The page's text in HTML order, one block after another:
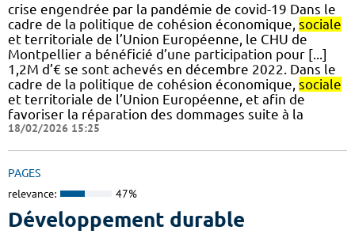
crise engendrée par la pandémie de covid-19 Dans le
cadre de la politique de cohésion économique, sociale
et territoriale de l’Union Européenne, le CHU de
Montpellier a bénéficié d’une participation pour [...]
1,2M d’€ se sont achevés en décembre 2022. Dans le
cadre de la politique de cohésion économique, sociale
et territoriale de l’Union Européenne, et afin de
favoriser la réparation des dommages suite à la
18/02/2026 15:25
PAGES
relevance: 47%
Développement durable